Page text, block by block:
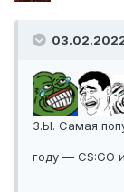
03.02.2022
З.Ы. Самая
году — CS:GO